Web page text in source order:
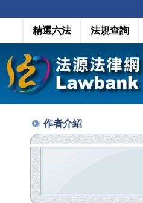
精選六法 法規查詢
作者介紹